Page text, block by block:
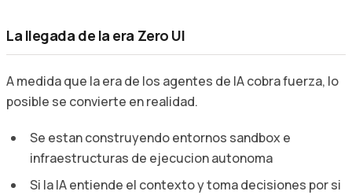
La llegada de la era Zero UI
A medida que la era de los agentes de IA cobra fuerza, lo
posible se convierte en realidad.
Se estan construyendo entornos sandbox e
infraestructuras de ejecucion autonoma
Si la IA entiende el contexto y toma decisiones por si